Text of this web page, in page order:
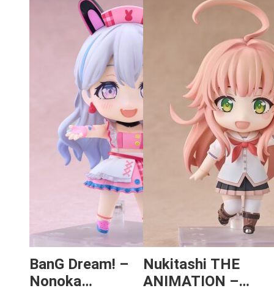
BanG Dream! –
Nonoka
Nukitashi THE
ANIMATION –